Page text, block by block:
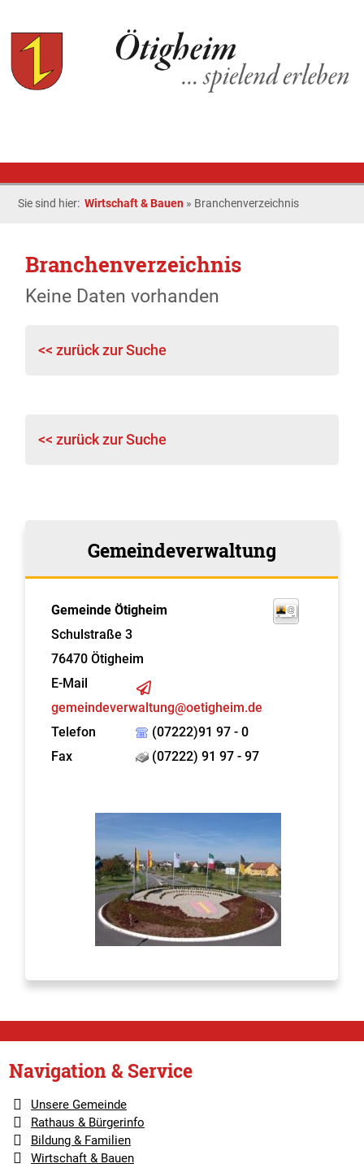
Sie sind hier:Wirtschaft & Bauen » Branchenverzeichnis
Branchenverzeichnis
Keine Daten vorhanden
<< zurück zur Suche
<< zurück zur Suche
Gemeindeverwaltung
Gemeinde Ötigheim
Schulstraße 3
76470 Ötigheim
E-Mail
gemeindeverwaltung@oetigheim.de
Telefon
(07222)91 97 - 0
Fax
(07222) 91 97 - 97
Navigation & Service
Unsere Gemeinde
Rathaus & Bürgerinfo
Bildung & Familien
Wirtschaft & Bauen